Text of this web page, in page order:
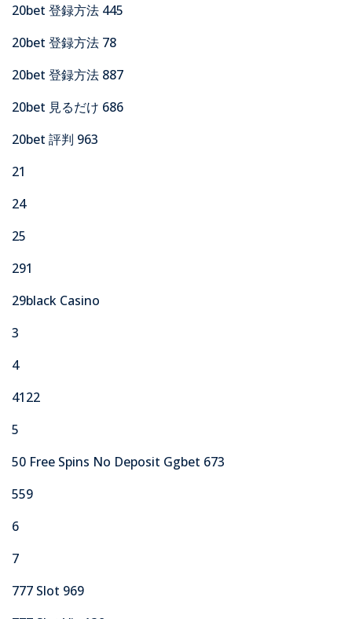
20bet 登録方法 445
20bet 登録方法 78
20bet 登録方法 887
20bet 見るだけ 686
20bet 評判 963
21
24
25
291
29black Casino
3
4
4122
5
50 Free Spins No Deposit Ggbet 673
559
6
7
777 Slot 969